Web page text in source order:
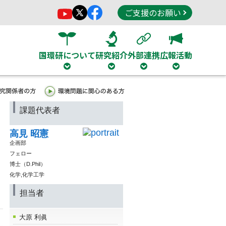
ご支援のお願い
国環研について研究紹介外部連携広報活動
課題代表者
高見 昭憲
企画部
フェロー
博士（D.Phil）
化学,化学工学
担当者
大原 利眞